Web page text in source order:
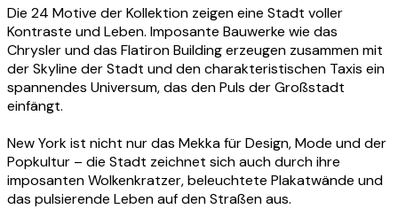
Die 24 Motive der Kollektion zeigen eine Stadt voller
Kontraste und Leben. Imposante Bauwerke wie das
Chrysler und das Flatiron Building erzeugen zusammen mit
der Skyline der Stadt und den charakteristischen Taxis ein
spannendes Universum, das den Puls der Großstadt
einfängt.
New York ist nicht nur das Mekka für Design, Mode und der
Popkultur – die Stadt zeichnet sich auch durch ihre
imposanten Wolkenkratzer, beleuchtete Plakatwände und
das pulsierende Leben auf den Straßen aus.